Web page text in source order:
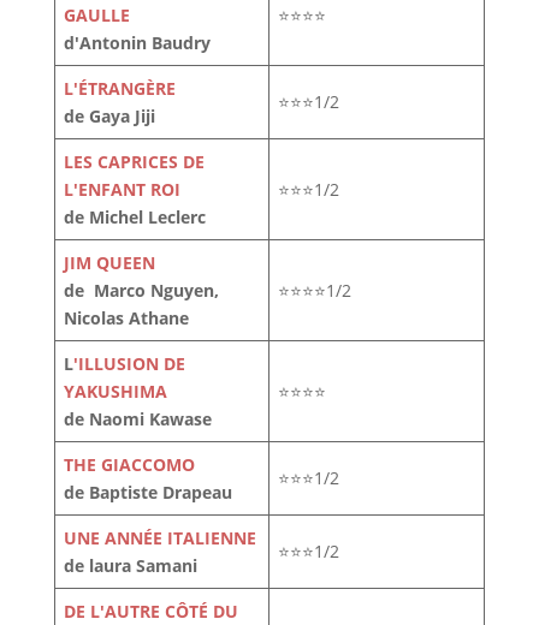
GAULLE
d'Antonin Baudry
⭐⭐⭐⭐
L'ÉTRANGÈRE
de Gaya Jiji
⭐⭐⭐1/2
LES CAPRICES DE
L'ENFANT ROI
de Michel Leclerc
⭐⭐⭐1/2
JIM QUEEN
de Marco Nguyen,
Nicolas Athane
⭐⭐⭐⭐1/2
L'ILLUSION DE
YAKUSHIMA
de Naomi Kawase
⭐⭐⭐⭐
THE GIACCOMO
de Baptiste Drapeau
⭐⭐⭐1/2
UNE ANNÉE ITALIENNE
de laura Samani
⭐⭐⭐1/2
DE L'AUTRE CÔTÉ DU